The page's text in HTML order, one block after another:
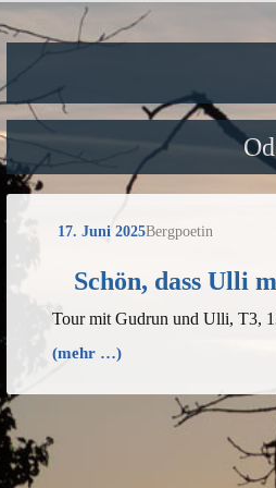
17. Juni 2025Bergpoetin
Schön, dass Ulli
Tour mit Gudrun und Ulli, T3,
(mehr …)